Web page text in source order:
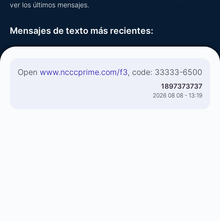
ver los últimos mensajes.
Mensajes de texto más recientes:
Open www.ncccprime.com/f3, code: 33333-6500
1897373737
2026 08 08 - 13:19